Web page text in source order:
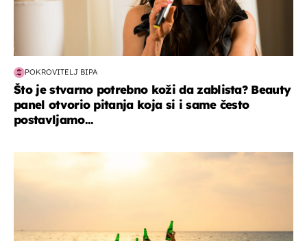
POKROVITELJ BIPA
Što je stvarno potrebno koži da zablista? Beauty
panel otvorio pitanja koja si i same često
postavljamo...